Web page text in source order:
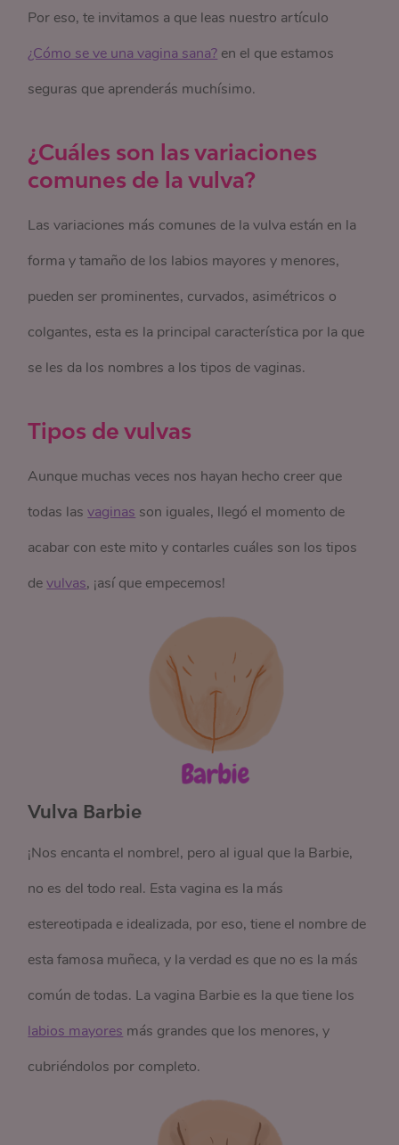
Por eso, te invitamos a que leas nuestro artículo
¿Cómo se ve una vagina sana? en el que estamos
seguras que aprenderás muchísimo.
¿Cuáles son las variaciones
comunes de la vulva?
Las variaciones más comunes de la vulva están en la
forma y tamaño de los labios mayores y menores,
pueden ser prominentes, curvados, asimétricos o
colgantes, esta es la principal característica por la que
se les da los nombres a los tipos de vaginas.
Tipos de vulvas
Aunque muchas veces nos hayan hecho creer que
todas lasvaginas son iguales, llegó el momento de
acabar con este mito y contarles cuáles son los tipos
devulvas, ¡así que empecemos!
Vulva Barbie
¡Nos encanta el nombre!, pero al igual que la Barbie,
no es del todo real. Esta vagina es la más
estereotipada e idealizada, por eso, tiene el nombre de
esta famosa muñeca, y la verdad es que no es la más
común de todas. La vagina Barbie es la que tiene los
labios mayores más grandes que los menores, y
cubriéndolos por completo.